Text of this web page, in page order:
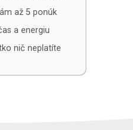
až 5 ponúk
a energiu
nič neplatíte